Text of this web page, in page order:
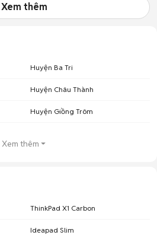
Xem thêm
Huyện Ba Tri
Huyện Châu Thành
Huyện Giồng Trôm
Xem thêm
ThinkPad X1 Carbon
Ideapad Slim